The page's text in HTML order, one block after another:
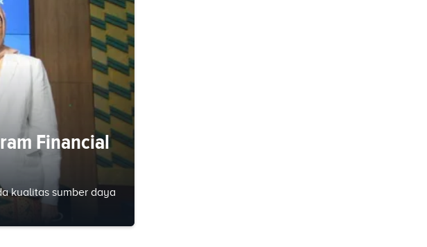
Financial
kualitas sumber daya